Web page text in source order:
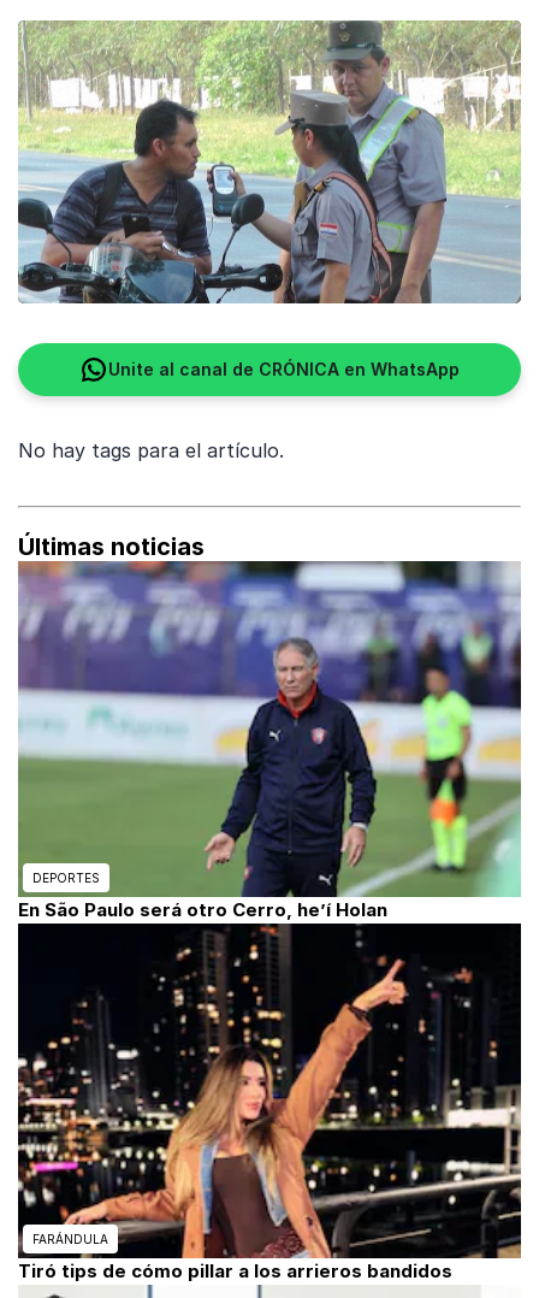
Unite al canal de CRÓNICA en WhatsApp
No hay tags para el artículo.
Últimas noticias
DEPORTES
En São Paulo será otro Cerro, he’í Holan
FARÁNDULA
Tiró tips de cómo pillar a los arrieros bandidos